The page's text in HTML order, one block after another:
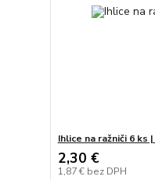
Ihlice na ražniči 6 ks
2,30 €
1,87 € bez DPH